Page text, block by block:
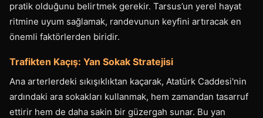
pratik olduğunu belirtmek gerekir. Tarsus’un yerel hayat
ritmine uyum sağlamak, randevunun keyfini artıracak en
önemli faktörlerden biridir.
Trafikten Kaçış: Yan Sokak Stratejisi
Ana arterlerdeki sıkışıklıktan kaçarak, Atatürk Caddesi'nin
ardındaki ara sokakları kullanmak, hem zamandan tasarruf
ettirir hem de daha sakin bir güzergah sunar. Bu yan